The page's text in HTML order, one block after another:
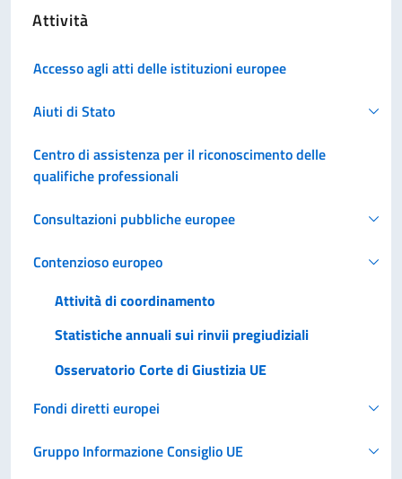
Attività
Accesso agli atti delle istituzioni europee
Aiuti di Stato
Centro di assistenza per il riconoscimento delle
qualifiche professionali
Consultazioni pubbliche europee
Contenzioso europeo
Attività di coordinamento
Statistiche annuali sui rinvii pregiudiziali
Osservatorio Corte di Giustizia UE
Fondi diretti europei
Gruppo Informazione Consiglio UE